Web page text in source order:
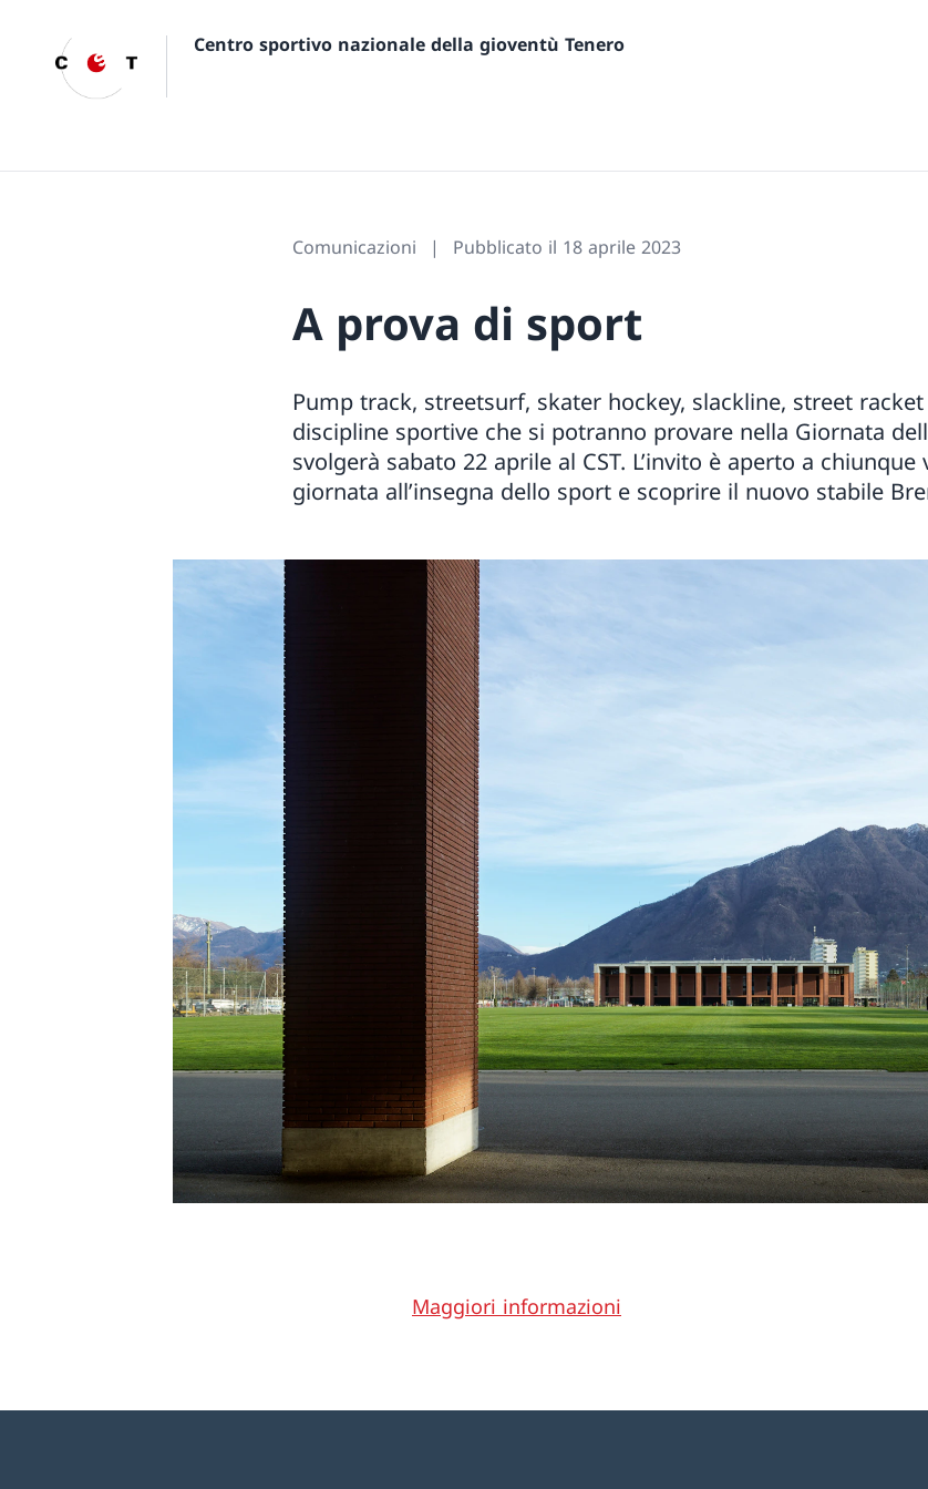
Centro sportivo nazionale della gioventù Tenero
Comunicazioni Pubblicato il 18 aprile 2023
A prova di sport
Pump track, streetsurf, skater hockey, slackline, street
discipline sportive che si potranno provare nella Giornata
svolgerà sabato 22 aprile al CST. L’invito è aperto a
giornata all’insegna dello sport e scoprire il nuovo stabile
Maggiori informazioni